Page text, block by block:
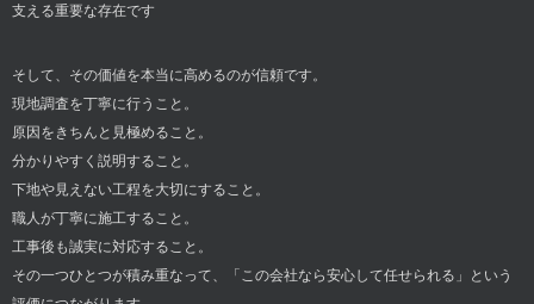
支える重要な存在です
そして、その価値を本当に高めるのが信頼です。
現地調査を丁寧に行うこと。
原因をきちんと見極めること。
分かりやすく説明すること。
下地や見えない工程を大切にすること。
職人が丁寧に施工すること。
工事後も誠実に対応すること。
その一つひとつが積み重なって、「この会社なら安心して任せられる」という